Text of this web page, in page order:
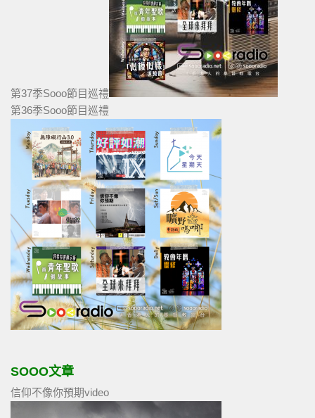
第37季Sooo節目巡禮
第36季Sooo節目巡禮
SOOO文章
信仰不像你預期video